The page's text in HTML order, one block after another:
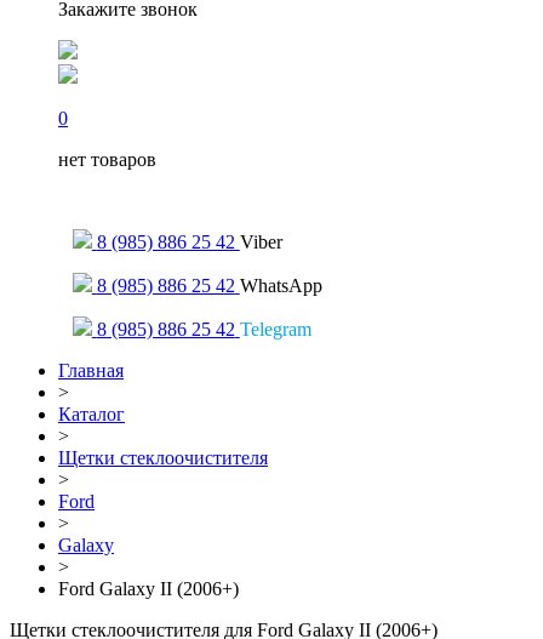
Закажите звонок
0
нет товаров
8 (985) 886 25 42 Viber
8 (985) 886 25 42 WhatsApp
8 (985) 886 25 42 Telegram
Главная
>
Каталог
>
Щетки стеклоочистителя
>
Ford
>
Galaxy
>
Ford Galaxy II (2006+)
Щетки стеклоочистителя для Ford Galaxy II (2006+)